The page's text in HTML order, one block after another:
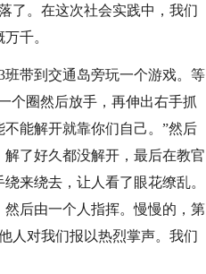
了。在这次社会实践中，我们
千。
带到交通岛旁玩一个游戏。等
个圈然后放手，再伸出右手抓
能解开就靠你们自己。”然后
了好久都没解开，最后在教官
来绕去，让人看了眼花缭乱。
后由一个人指挥。慢慢的，第
人对我们报以热烈掌声。我们